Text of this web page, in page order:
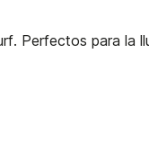
Perfectos para la